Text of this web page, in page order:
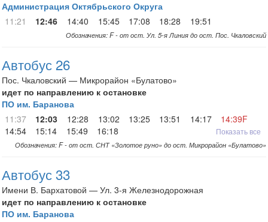
Администрация Октябрьского Округа
11:21
12:46 14:40 15:45 17:08 18:28 19:51
Обозначения: F - от ост. Ул. 5-я Линия до ост. Пос. Чкаловский
Автобус 26
Пос. Чкаловский — Микрорайон «Булатово»
идет по направлению к остановке
ПО им. Баранова
11:37
12:03 12:28 13:02 13:25 13:51 14:17
14:39F
14:54
15:14 15:49 16:18 Показать все
Обозначения: F - от ост. СНТ «Золотое руно» до ост. Микрорайон «Булатово»
Автобус 33
Имени В. Бархатовой — Ул. 3-я Железнодорожная
идет по направлению к остановке
ПО им. Баранова